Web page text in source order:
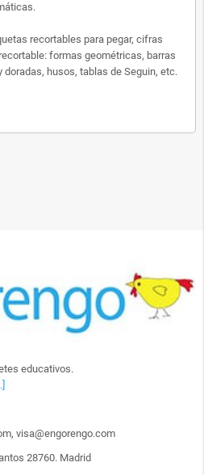
recortables para pegar, cifras
formas geométricas, barras
husos, tablas de Seguin, etc.
educativos.
visa@engorengo.com
28760. Madrid